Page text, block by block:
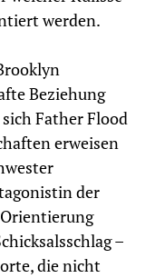
werden.
Beziehung
Father Flood
erweisen
der
–
die nicht